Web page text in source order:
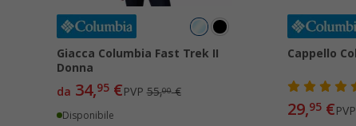
Giacca Columbia Fast Trek II
Donna
da 34,95€PVP55,00€
Disponibile
Cappello
29,95 €